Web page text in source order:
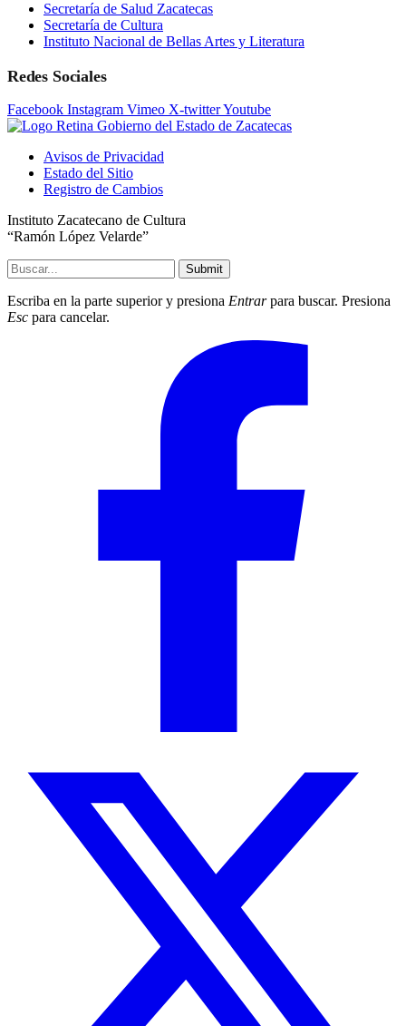
Secretaría de Salud Zacatecas
Secretaría de Cultura
Instituto Nacional de Bellas Artes y Literatura
Redes Sociales
Facebook Instagram Vimeo X-twitterYoutube
Avisos de Privacidad
Estado del Sitio
Registro de Cambios
Instituto Zacatecano de Cultura
“Ramón López Velarde”
Submit
Escriba en la parte superior y presiona Entrarpara buscar. Presiona
Esc para cancelar.